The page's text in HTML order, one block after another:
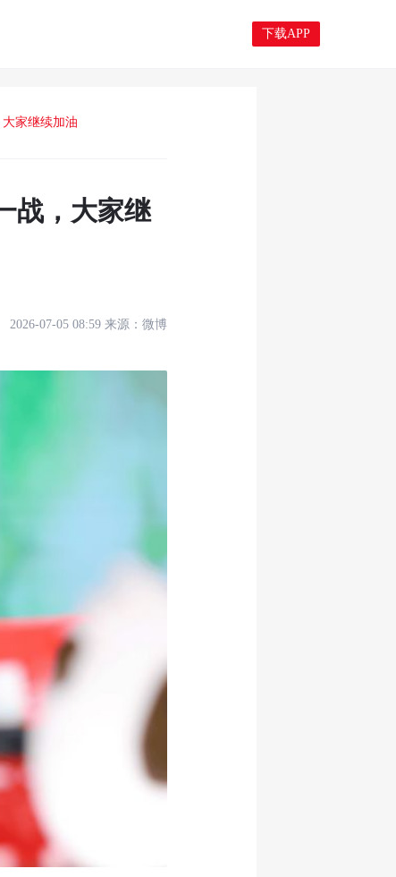
下载APP
家继续加油
战，大家继
2026-07-05 08:59 来源： 微博